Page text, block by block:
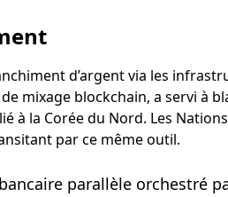
d’argent via les
mixage blockchain, a servi à
à la Corée du Nord. Les
par ce même outil.
parallèle orchestré